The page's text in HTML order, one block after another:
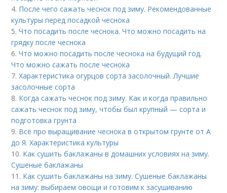
4. После чего сажать чеснок под зиму. Рекомендованные
культуры перед посадкой чеснока
5.Что посадить после чеснока. Что можно посадить на
грядку после чеснока
6.Что можно посадить после чеснока на будущий год.
Что можно сажать после чеснока
7.Характеристика огурцов сорта засолочный. Лучшие
засолочные сорта
8. Когда сажать чеснок под зиму. Как и когда правильно
сажать чеснок под зиму, чтобы был крупный — сорта и
подготовка грунта
9. Всё про выращивание чеснока в открытом грунте от А
до Я. Характеристика культуры
10. Как сушить баклажаны в домашних условиях на зиму.
Сушеные баклажаны
11. Как сушить баклажаны на зиму. Сушеные баклажаны
на зиму: выбираем овощи и готовим к засушиванию